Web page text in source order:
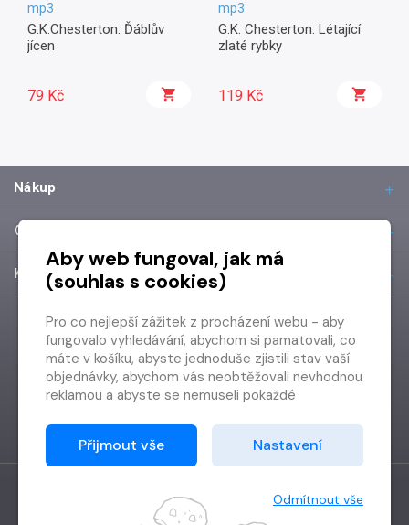
mp3
G.K.Chesterton: Ďáblův
jícen
79 Kč
mp3
G.K. Chesterton: Létající
zlaté rybky
119 Kč
Nákup
O společnosti
Kontakt
Vytvořilo Grand IT s.r.o.
Aby web fungoval, jak má
(souhlas s cookies)
Pro co nejlepší zážitek z procházení webu - aby
fungovalo vyhledávání, abychom si pamatovali, co
máte v košíku, abyste jednoduše zjistili stav vaší
objednávky, abychom vás neobtěžovali nevhodnou
reklamou a abyste se nemuseli pokaždé
Proto od vás potřebujeme souhlas se
zpracováním souborů cookies
Děkujeme, že nám ho dáte a pomůžete nám tak
Přijmout vše Nastavení
Odmítnout vše